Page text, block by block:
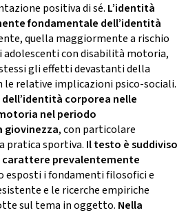
positiva di sé. L’identità
fondamentale dell’identità
quella maggiormente a rischio
con disabilità motoria,
gli effetti devastanti della
le relative implicazioni psico-sociali.
corporea nelle
nel periodo
giovinezza, con particolare
pratica sportiva. Il testo è suddiviso
carattere prevalentemente
esposti i fondamenti filosofici e
e le ricerche empiriche
sul tema in oggetto. Nella